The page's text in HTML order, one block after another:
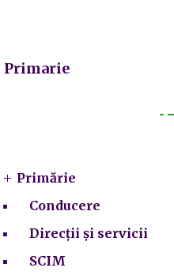
Primarie
Primărie
Conducere
Direcții și servicii
SCIM